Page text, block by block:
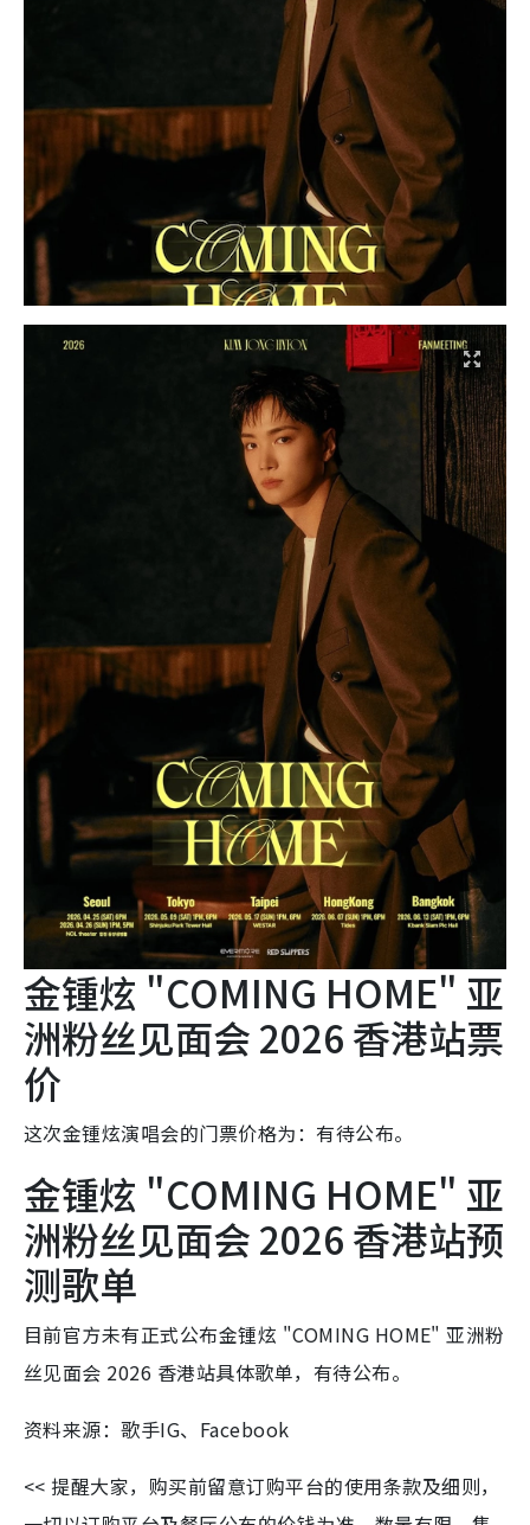
金锺炫 "COMING HOME" 亚
洲粉丝见面会 2026 香港站票
价
这次金锺炫演唱会的门票价格为：有待公布。
金锺炫 "COMING HOME" 亚
洲粉丝见面会 2026 香港站预
测歌单
目前官方未有正式公布金锺炫 "COMING HOME" 亚洲粉
丝见面会 2026 香港站具体歌单，有待公布。
资料来源：歌手IG、Facebook
<< 提醒大家，购买前留意订购平台的使用条款及细则，